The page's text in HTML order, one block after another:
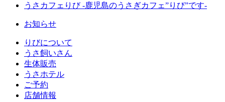
うさカフェりび -鹿児島のうさぎカフェ”りび”です-
お知らせ
りびについて
うさ飼いさん
生体販売
うさホテル
ご予約
店舗情報